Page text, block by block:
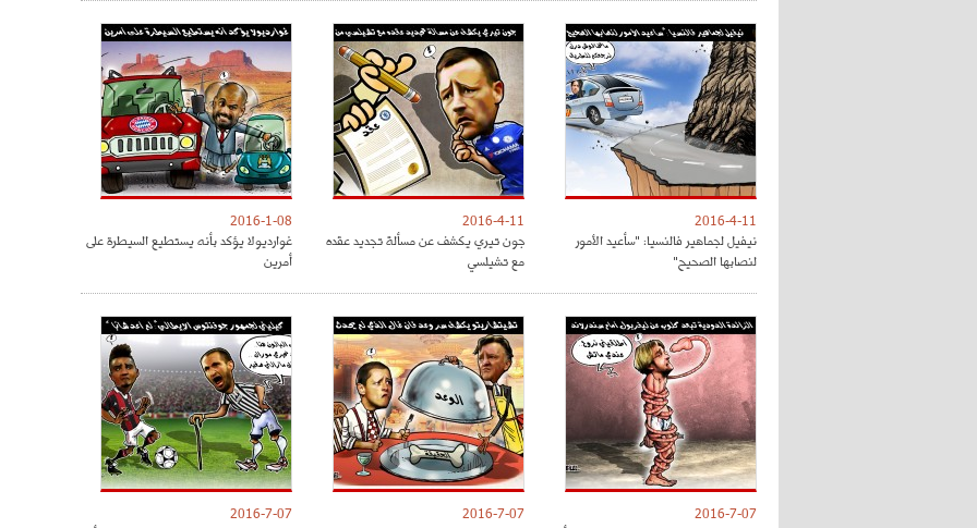
2016-4-11
نيفيل لجماهير فالنسيا: "سأعيد الأمور
لنصابها الصحيح"
2016-4-11
جون تيري يكشف عن مسألة تجديد عقده
مع تشيلسي
2016-1-08
غوارديولا يؤكد بأنه يستطيع السيطرة على
أمرين
2016-7-07
2016-7-07
2016-7-07